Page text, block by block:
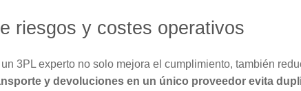
riesgos y costes operativos
3PL experto no solo mejora el cumplimiento, también
y devoluciones en un único proveedor evita